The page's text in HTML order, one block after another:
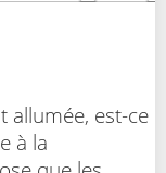
allumée, est-ce
à la